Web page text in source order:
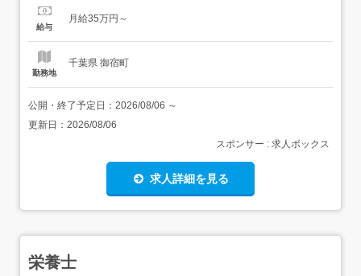
給与
月給35万円～
勤務地
千葉県 御宿町
公開・終了予定日： 2026/08/06 ～
更新日： 2026/08/06
スポンサー : 求人ボックス
求人詳細を見る
栄養士